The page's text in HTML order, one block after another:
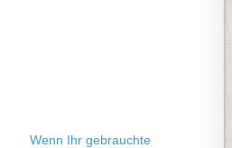
Wenn Ihr gebrauchte